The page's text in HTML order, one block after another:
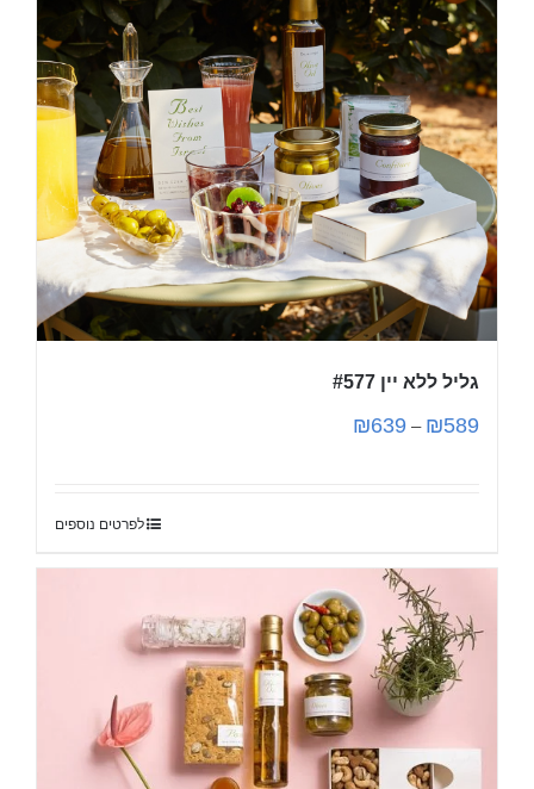
גליל ללא יין #577
₪589
–
₪639
לפרטים נוספים